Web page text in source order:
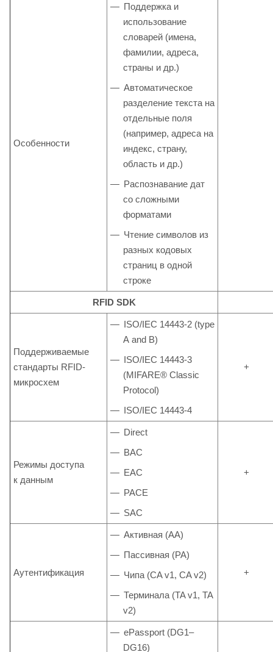
Особенности
Поддержка и
использование
словарей (имена,
фамилии, адреса,
страны и др.)
Автоматическое
разделение текста на
отдельные поля
(например, адреса на
индекс, страну,
область и др.)
Распознавание дат
со сложными
форматами
Чтение символов из
разных кодовых
страниц в одной
строке
RFID SDK
Поддерживаемые
стандарты RFID-
микросхем
ISO/IEC 14443-2 (type
А and B)
ISO/IEC 14443-3
(MIFARE® Classic
Protocol)
ISO/IEC 14443-4
+
Режимы доступа
к данным
Direct
BAC
EAC
PACE
SAC
+
Аутентификация
Активная (AA)
Пассивная (PA)
Чипа (CA v1, CA v2)
Терминала (TA v1, TA
v2)
+
ePassport (DG1–
DG16)